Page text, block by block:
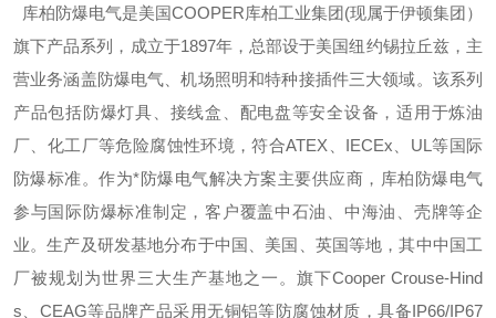
库柏防爆电气是美国COOPER库柏工业集团(现属于伊顿集团）
旗下产品系列，成立于1897年，总部设于美国纽约锡拉丘兹，主
营业务涵盖防爆电气、机场照明和特种接插件三大领域。该系列
产品包括防爆灯具、接线盒、配电盘等安全设备，适用于炼油
厂、化工厂等危险腐蚀性环境，符合ATEX IECEx UL 等国际
防爆标准。作为*防爆电气解决方案主要供应商，库柏防爆电气
参与国际防爆标准制定，客户覆盖中石油、中海油、壳牌等企
业。生产及研发基地分布于中国、美国、英国等地，其中中国工
厂被规划为世界三大生产基地之一。旗下Cooper Crouse-Hind
s
CEAG等品牌产品采用无铜铝等防腐蚀材质，具备IP66/IP67